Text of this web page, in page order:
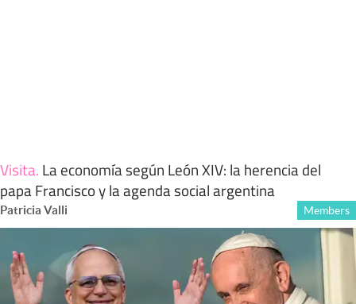
Visita. La economía según León XIV: la herencia del
papa Francisco y la agenda social argentina
Patricia Valli Members